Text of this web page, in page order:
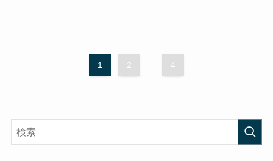
1 2 ... 4